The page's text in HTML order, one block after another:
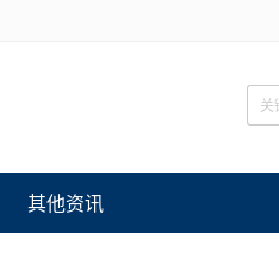
其他资讯